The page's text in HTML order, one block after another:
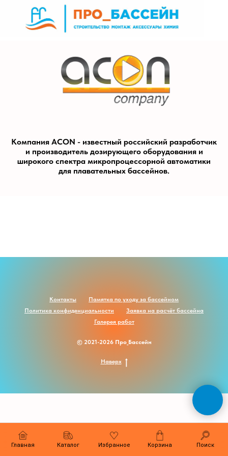
Главная Каталог Избранное Корзина Поиск
Компания ACON - известный российский разработчик
и производитель дозирующего оборудования и
широкого спектра микропроцессорной автоматики
для плавательных бассейнов.
Контакты
Памятка по уходу за бассейном
Политика конфиденциальности
Заявка на расчёт бассейна
Галерея работ
© 2021-2026 Прo_Бассейн
Наверх